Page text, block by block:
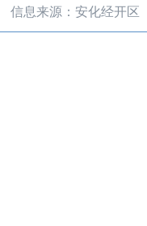
信息来源：安化经开区